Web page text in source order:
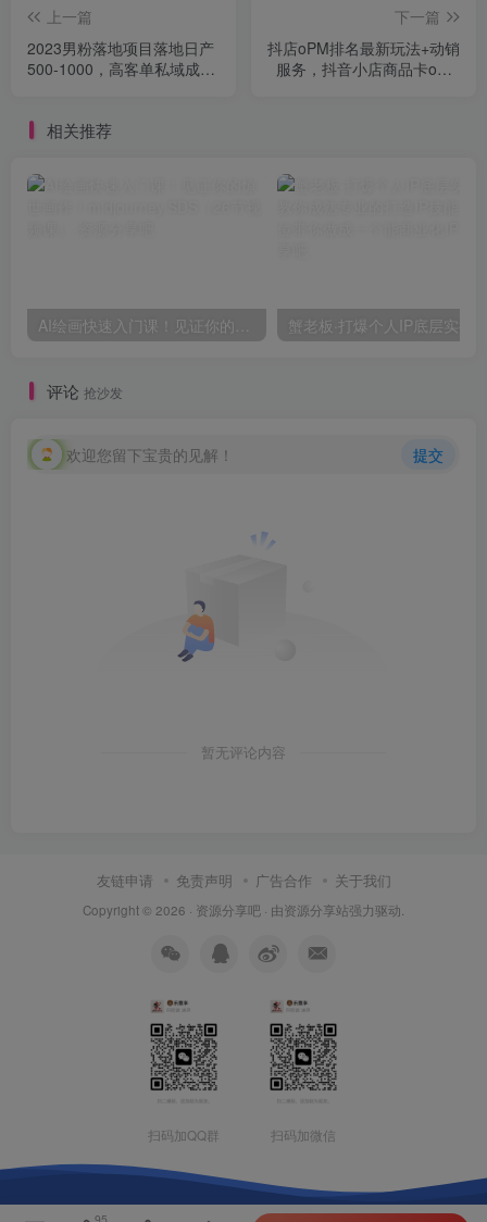
上一篇
2023男粉落地项目落地日产
500-1000，高客单私域成
下一篇
抖店oPM排名最新玩法+动销
服务，抖音小店商品卡oPM
相关推荐
评论 抢沙发
欢迎您留下宝贵的见解！ 提交
暂无评论内容
友链申请 免责声明 广告合作 关于我们
Copyright © 2026 · 资源分享吧 · 由资源分享站强力驱动.
扫码加QQ群 扫码加微信